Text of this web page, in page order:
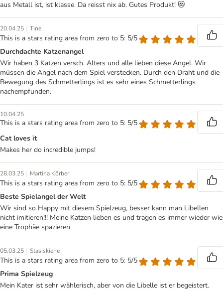
aus Metall ist, ist klasse. Da reisst nix ab. Gutes Produkt! 😻
20.04.25 | Tine
This is a stars rating area from zero to 5: 5/5
Durchdachte Katzenangel
Wir haben 3 Katzen versch. Alters und alle lieben diese Angel. Wir
müssen die Angel nach dem Spiel verstecken. Durch den Draht und die
Bewegung des Schmetterlings ist es sehr eines Schmetterlings
nachempfunden.
10.04.25
This is a stars rating area from zero to 5: 5/5
Cat loves it
Makes her do incredible jumps!
28.03.25 | Martina Körber
This is a stars rating area from zero to 5: 5/5
Beste Spielangel der Welt
Wir sind so Happy mit diesem Spielzeug, besser kann man Libellen
nicht imitieren!!! Meine Katzen lieben es und tragen es immer wieder wie
eine Trophäe spazieren
05.03.25 | Stasiskiene
This is a stars rating area from zero to 5: 5/5
Prima Spielzeug
Mein Kater ist sehr wählerisch, aber von die Libelle ist er begeistert.